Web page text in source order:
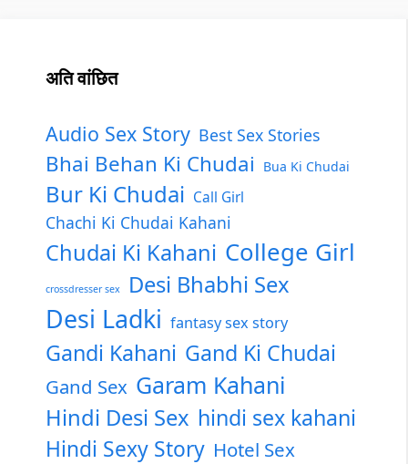
अति वांछित
Audio Sex Story Best Sex Stories
Bhai Behan Ki Chudai Bua Ki Chudai
Bur Ki Chudai Call Girl
Chachi Ki Chudai Kahani
Chudai Ki Kahani College Girl
crossdresser sex Desi Bhabhi Sex
Desi Ladki fantasy sex story
Gandi Kahani Gand Ki Chudai
Gand Sex Garam Kahani
Hindi Desi Sex hindi sex kahani
Hindi Sexy Story Hotel Sex